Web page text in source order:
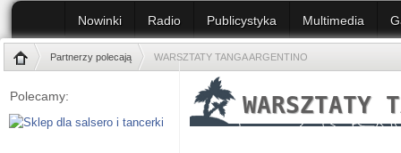
Nowinki Radio Publicystyka Multimedia
Partnerzy polecają WARSZTATY TANGA ARGENTINO
Polecamy: WARSZTATY